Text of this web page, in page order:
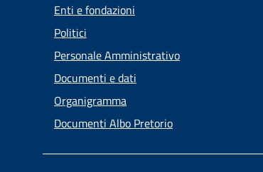
Enti e fondazioni
Politici
Personale Amministrativo
Documenti e dati
Organigramma
Documenti Albo Pretorio